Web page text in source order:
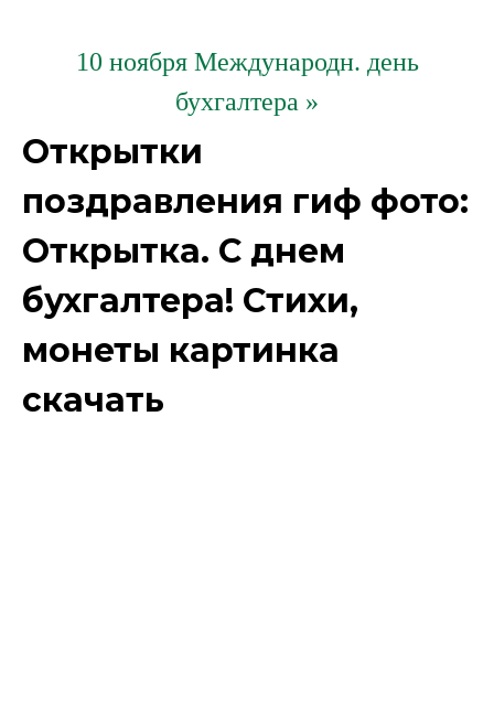
10 ноября Международн. день
бухгалтера »
Открытки
поздравления гиф фото:
Открытка. С днем
бухгалтера! Стихи,
монеты картинка
скачать